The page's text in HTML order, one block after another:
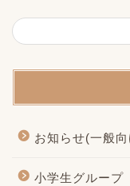
お知らせ(一般向
小学生グループ